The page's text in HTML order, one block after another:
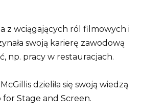
z wciągających ról filmowych i
swoją karierę zawodową
np. pracy w restauracjach.
dzieliła się swoją wiedzą
Stage and Screen.